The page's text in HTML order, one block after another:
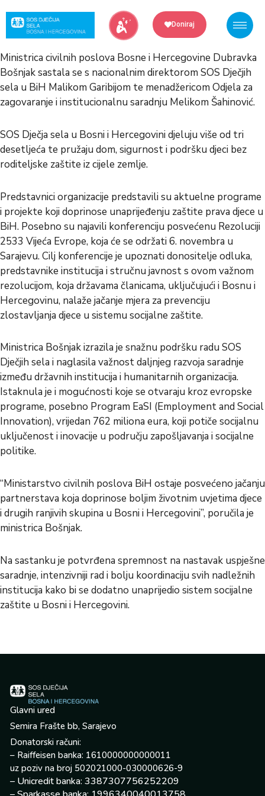
content
Doniraj
Ministrica civilnih poslova Bosne i Hercegovine Dubravka
Bošnjak sastala se s nacionalnim direktorom SOS Dječjih
sela u BiH Malikom Garibijom te menadžericom Odjela za
zagovaranje i institucionalnu saradnju Melikom Šahinović.
SOS Dječja sela u Bosni i Hercegovini djeluju više od tri
desetljeća te pružaju dom, sigurnost i podršku djeci bez
roditeljske zaštite iz cijele zemlje.
Predstavnici organizacije predstavili su aktuelne programe
i projekte koji doprinose unaprijeđenju zaštite prava djece u
BiH. Posebno su najavili konferenciju posvećenu Rezoluciji
2533 Vijeća Evrope, koja će se održati 6. novembra u
Sarajevu. Cilj konferencije je upoznati donositelje odluka,
predstavnike institucija i stručnu javnost s ovom važnom
rezolucijom, koja državama članicama, uključujući i Bosnu i
Hercegovinu, nalaže jačanje mjera za prevenciju
zlostavljanja djece u sistemu socijalne zaštite.
Ministrica Bošnjak izrazila je snažnu podršku radu SOS
Dječjih sela i naglasila važnost daljnjeg razvoja saradnje
između državnih institucija i humanitarnih organizacija.
Istaknula je i mogućnosti koje se otvaraju kroz evropske
programe, posebno Program EaSI (Employment and Social
Innovation), vrijedan 762 miliona eura, koji potiče socijalnu
uključenost i inovacije u području zapošljavanja i socijalne
politike.
“Ministarstvo civilnih poslova BiH ostaje posvećeno jačanju
partnerstava koja doprinose boljim životnim uvjetima djece
i drugih ranjivih skupina u Bosni i Hercegovini”, poručila je
ministrica Bošnjak.
Na sastanku je potvrđena spremnost na nastavak uspješne
saradnje, intenzivniji rad i bolju koordinaciju svih nadležnih
institucija kako bi se dodatno unaprijedio sistem socijalne
zaštite u Bosni i Hercegovini.
Glavni ured
Semira Frašte bb, Sarajevo
Donatorski računi:
– Raiffeisen banka: 1610000000000011
uz poziv na broj 502021000-030000626-9
– Unicredit banka: 3387307756252209